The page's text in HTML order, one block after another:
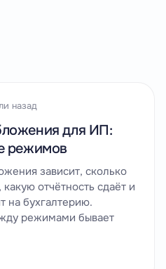
назад
для ИП:
режимов
зависит, сколько
отчётность сдаёт и
на бухгалтерию.
режимами бывает